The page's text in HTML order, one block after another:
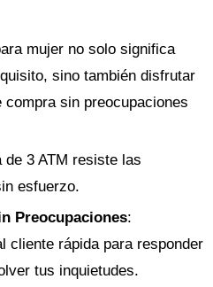
mujer no solo significa
sino también disfrutar
compra sin preocupaciones
3 ATM resiste las
esfuerzo.
Preocupaciones:
cliente rápida para responder
tus inquietudes.